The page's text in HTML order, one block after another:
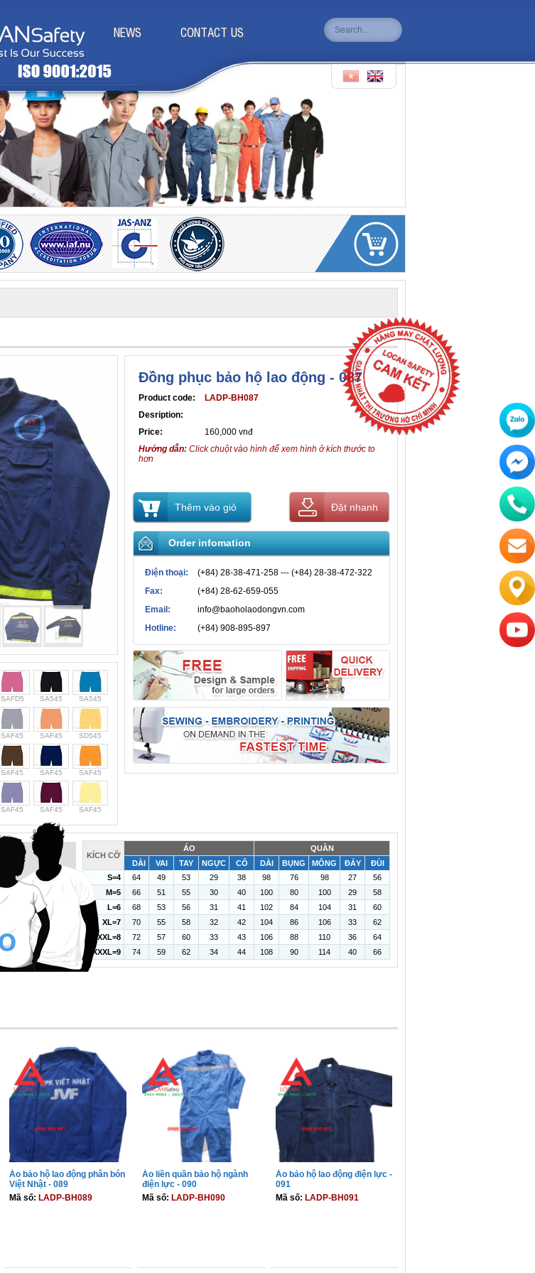
NEWS CONTACT US
SAFD5 SA545 SA545
SAF45 SAF45 SD545
SAF45 SAF45 SAF45
SAF45 SAF45 SAF45
Đồng phục bảo hộ lao động - 087
Product code:
LADP-BH087
Desription:
Price:
160,000 vnđ
Hướng dẫn: Click chuột vào hình để xem hình ở kích thước to
hơn
Thêm vào giỏ Đặt nhanh
Order infomation
Điện thoại:
(+84) 28-38-471-258 --- (+84) 28-38-472-322
Fax:
(+84) 28-62-659-055
Email:
info@baoholaodongvn.com
Hotline:
(+84) 908-895-897
KÍCH CỠ
ÁO
QUẦN
DÀI
VAI TAY NGỰC CỔ DÀI BỤNG MÔNG ĐÁY
ĐÙI
S=4
64 49 53 29 38 98 76 98 27
56
M=5
66 51 55 30 40 100 80 100 29
58
L=6
68 53 56 31 41 102 84 104 31
60
XL=7
70 55 58 32 42 104 86 106 33
62
XXL=8
72 57 60 33 43 106 88 110 36
64
XXXL=9
74 59 62 34 44 108 90 114 40 66
Áo bảo hộ lao động phân bón
Việt Nhật - 089
Mã số: LADP-BH089
Áo liền quần bảo hộ ngành
điện lực - 090
Mã số: LADP-BH090
Áo bảo hộ lao động điện lực -
091
Mã số: LADP-BH091